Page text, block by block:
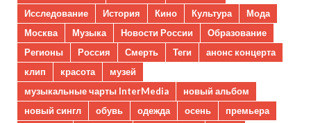
Исследование
История Кино Культура
Мода
Москва
Музыка Новости России
Образование
Регионы
Россия Смерть Теги
анонс концерта
клип
красота
музей
музыкальные чарты InterMedia
новый альбом
новый сингл
обувь одежда осень
премьера